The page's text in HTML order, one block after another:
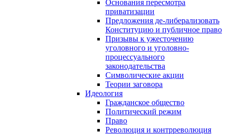
Основания пересмотра
приватизации
Предложения де-либерализовать
Конституцию и публичное право
Призывы к ужесточению
уголовного и уголовно-
процессуального
законодательства
Символические акции
Теории заговора
Идеология
Гражданское общество
Политический режим
Право
Революция и контрреволюция